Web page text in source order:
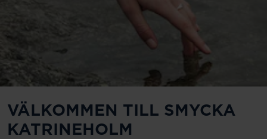
VÄLKOMMEN TILL SMYCKA
KATRINEHOLM